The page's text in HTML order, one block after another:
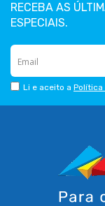
RECEBA AS
ESPECIAIS.
Li e aceito a Política